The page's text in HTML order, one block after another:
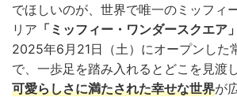
でほしいのが、世界で唯一のミッフィ
リア 「ミッフィー・ワンダースクエア」
2025年6月21日（土）にオープンした
で、一歩足を踏み入れるとどこを見渡
可愛らしさに満たされた幸せな世界が